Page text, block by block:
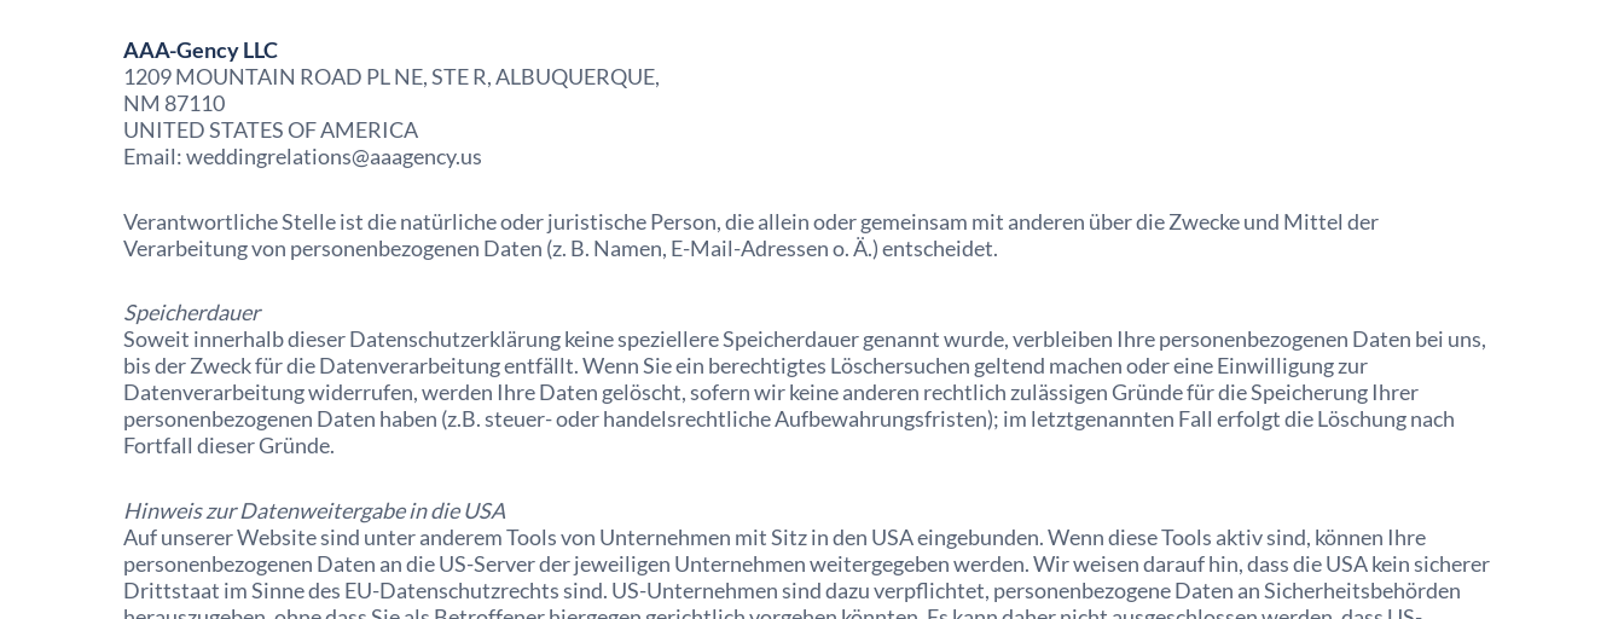
AAA-Gency LLC
1209 MOUNTAIN ROAD PL NE, STE R, ALBUQUERQUE,
NM 87110
UNITED STATES OF AMERICA
Email: weddingrelations@aaagency.us
Verantwortliche Stelle ist die natürliche oder juristische Person, die allein oder gemeinsam mit anderen über die Zwecke und Mittel der
Verarbeitung von personenbezogenen Daten (z. B. Namen, E-Mail-Adressen o. Ä.) entscheidet.
Speicherdauer
Soweit innerhalb dieser Datenschutzerklärung keine speziellere Speicherdauer genannt wurde, verbleiben Ihre personenbezogenen Daten bei uns,
bis der Zweck für die Datenverarbeitung entfällt. Wenn Sie ein berechtigtes Löschersuchen geltend machen oder eine Einwilligung zur
Datenverarbeitung widerrufen, werden Ihre Daten gelöscht, sofern wir keine anderen rechtlich zulässigen Gründe für die Speicherung Ihrer
personenbezogenen Daten haben (z.B. steuer- oder handelsrechtliche Aufbewahrungsfristen); im letztgenannten Fall erfolgt die Löschung nach
Fortfall dieser Gründe.
Hinweis zur Datenweitergabe in die USA
Auf unserer Website sind unter anderem Tools von Unternehmen mit Sitz in den USA eingebunden. Wenn diese Tools aktiv sind, können Ihre
personenbezogenen Daten an die US-Server der jeweiligen Unternehmen weitergegeben werden. Wir weisen darauf hin, dass die USA kein sicherer
Drittstaat im Sinne des EU-Datenschutzrechts sind. US-Unternehmen sind dazu verpflichtet, personenbezogene Daten an Sicherheitsbehörden